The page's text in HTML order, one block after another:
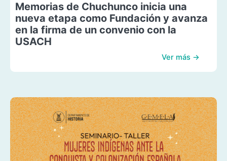
Memorias de Chuchunco inicia una
nueva etapa como Fundación y avanza
en la firma de un convenio con la
USACH
Ver más →